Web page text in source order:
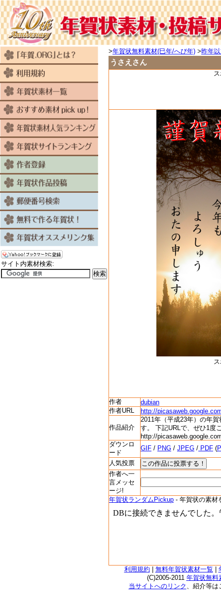
>年賀状無料素材(巳年/へび年) >昨年
うさえさん
作者
dubian
作者URL
http://
作品紹介
2011年（平成23年）の年
す。 下記URLで、ぜひ1度
http://
ダウンロ
ード
GIF / PNG / JPEG / PDF (
人気投票
作者へ一
言メッセ
ージ!
年賀状ランダムPickup - 年賀状の素材
サイト内素材検索:
利用規約 無料年賀状素材一覧
(C)2005-2011 年賀状無料
当サイトへのリンク 、紹介等は